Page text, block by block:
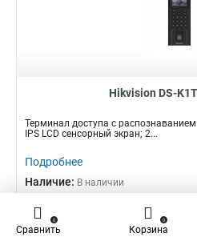
Hikvision DS-
Терминал доступа с
IPS LCD сенсорный экран; 2...
Подробнее
Наличие: В наличии
13
–
Сравнить
0
Корзина
0